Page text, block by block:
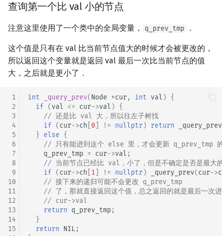
查询第一个比 val 小的节点
注意这里使用了一个类中的全局变量， q_prev_tmp ．
这个值是只有在 val 比当前节点值大的时候才会被更改的，
所以返回这个变量就是返回 val 最后一次比当前节点的值
大，之后就是更小了．
1
2
3
4
5
6
7
8
9
10
11
12
13
14
15
int _query_prev(Node *cur, int val) {
if (val <= cur->val) {
// 还是比 val 大，所以往左子树找
if (cur->ch 0 != nullptr) return
_query_prev
} else {
// 只有能进到这个 else 里，才会更新 q_prev_tmp
q_prev_tmp = cur->val ;
// 当前节点已经比 val，小了，但是不确定是否是最大
if (cur->ch 1 != nullptr) _query_prev(cur->
// 接下来的递归可能不会更改 q_prev_tmp
// 了，那就直接返回这个值，总之返回的就是最后一
// cur->val
return q_prev_tmp ;
}
return NIL;